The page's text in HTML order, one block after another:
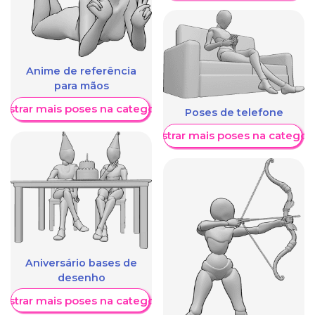
Anime de referência
para mãos
mais poses na categoria
Aniversário bases de
desenho
mais poses na categoria
Poses de telefone
Mostrar mais poses na